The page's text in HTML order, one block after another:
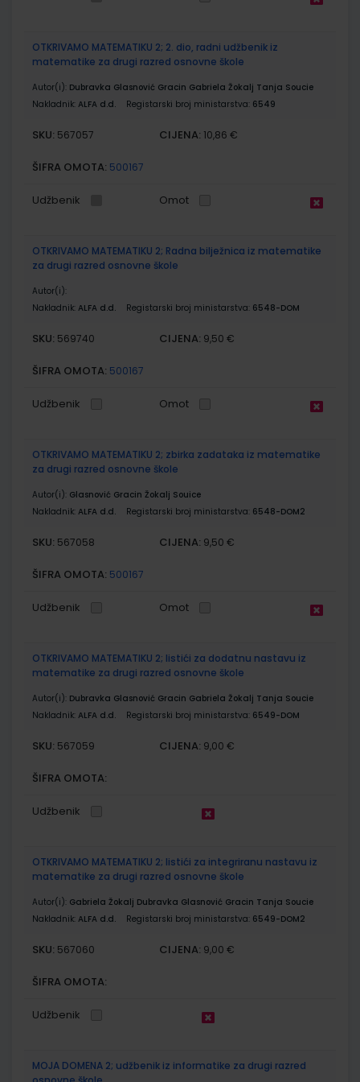
OTKRIVAMO MATEMATIKU 2; 2. dio, radni udžbenik iz
matematike za drugi razred osnovne škole
Autor(i): Dubravka Glasnović Gracin Gabriela Žokalj Tanja Soucie
Nakladnik: ALFA d.d. Registarski broj ministarstva: 6549
SKU: 567057 CIJENA: 10,86 €
ŠIFRA OMOTA: 500167
Udžbenik Omot
OTKRIVAMO MATEMATIKU 2; Radna bilježnica iz matematike
za drugi razred osnovne škole
Autor(i):
Nakladnik: ALFA d.d. Registarski broj ministarstva: 6548-DOM
SKU: 569740 CIJENA: 9,50 €
ŠIFRA OMOTA: 500167
Udžbenik Omot
OTKRIVAMO MATEMATIKU 2; zbirka zadataka iz matematike
za drugi razred osnovne škole
Autor(i): Glasnović Gracin Žokalj Souice
Nakladnik: ALFA d.d. Registarski broj ministarstva: 6548-DOM2
SKU: 567058 CIJENA: 9,50 €
ŠIFRA OMOTA: 500167
Udžbenik Omot
OTKRIVAMO MATEMATIKU 2; listići za dodatnu nastavu iz
matematike za drugi razred osnovne škole
Autor(i): Dubravka Glasnović Gracin Gabriela Žokalj Tanja Soucie
Nakladnik: ALFA d.d. Registarski broj ministarstva: 6549-DOM
SKU: 567059 CIJENA: 9,00 €
ŠIFRA OMOTA:
Udžbenik
OTKRIVAMO MATEMATIKU 2; listići za integriranu nastavu iz
matematike za drugi razred osnovne škole
Autor(i): Gabriela Žokalj Dubravka Glasnović Gracin Tanja Soucie
Nakladnik: ALFA d.d. Registarski broj ministarstva: 6549-DOM2
SKU: 567060 CIJENA: 9,00 €
ŠIFRA OMOTA:
Udžbenik
MOJA DOMENA 2; udžbenik iz informatike za drugi razred